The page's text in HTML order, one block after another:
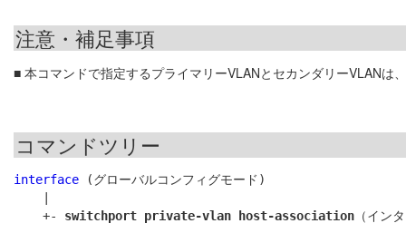
注意・補足事項
■ 本コマンドで指定するプライマリーVLANとセカンダリーVLANは、
コマンドツリー
interface (グローバルコンフィグモード)
    +-
switchport private-vlan host-association